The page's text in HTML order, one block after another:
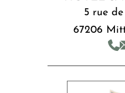
5 rue
67206